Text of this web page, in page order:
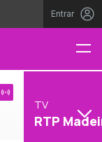
Entrar
TV
RTP